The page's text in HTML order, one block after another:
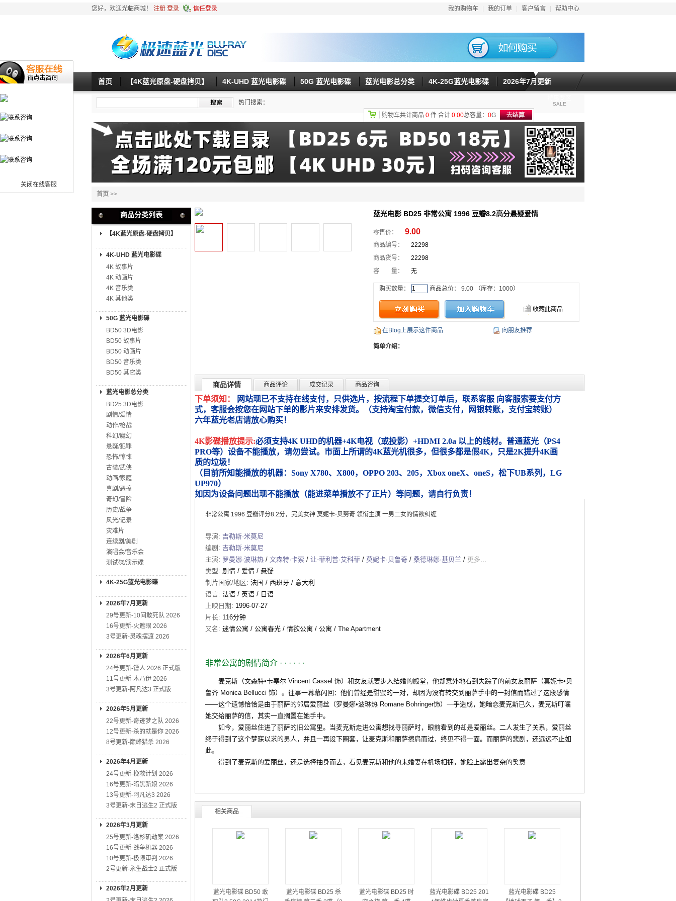
关闭在线客服
您好，欢迎光临商城！ 注册 登录 信任登录 我的购物车 我的订单 客户留言 帮助中心
首页 【4K蓝光原盘-硬盘拷贝】 4K-UHD 蓝光电影碟 50G 蓝光电影碟 蓝光电影总分类 4K-25G蓝光电影碟 2026年7月更新
SALE
热门搜索：
购物车共计商品 0 件 合计 0.00总容量： 0G
首页 >>
商品分类列表
【4K蓝光原盘-硬盘拷贝】
4K-UHD 蓝光电影碟
4K 故事片
4K 动画片
4K 音乐类
4K 其他类
50G 蓝光电影碟
BD50 3D电影
BD50 故事片
BD50 动画片
BD50 音乐类
BD50 其它类
蓝光电影总分类
BD25 3D电影
剧情/爱情
动作/枪战
科幻/魔幻
悬疑/犯罪
恐怖/惊悚
古装/武侠
动画/家庭
喜剧/恶搞
奇幻/冒险
历史/战争
风光/记录
灾难片
连续剧/美剧
演唱会/音乐会
测试碟/演示碟
4K-25G蓝光电影碟
2026年7月更新
29号更新-10间敢死队 2026
16号更新-火遮眼 2026
3号更新-灵魂摆渡 2026
2026年6月更新
24号更新-镖人 2026 正式版
11号更新-木乃伊 2026
3号更新-阿凡达3 正式版
2026年5月更新
22号更新-奇迹梦之队 2026
12号更新-杀的就是你 2026
8号更新-巅峰猎杀 2026
2026年4月更新
24号更新-挽救计划 2026
16号更新-暗黑新娘 2026
13号更新-阿凡达3 2026
3号更新-末日逃生2 正式版
2026年3月更新
25号更新-洛杉矶劫案 2026
16号更新-战争机器 2026
10号更新-极限审判 2026
2号更新-永生战士2 正式版
2026年2月更新
蓝光电影 BD25 非常公寓 1996 豆瓣8.2高分悬疑爱情
零售价： 9.00
商品编号：
22298
商品货号：
22298
容 量：
无
购买数量： 商品总价： 9.00 （库存： 1000）
收藏此商品
在Blog上展示这件商品 向朋友推荐
简单介绍：
商品详情 商品评论 成交记录 商品咨询
下单须知：
网站现已不支持在线支付，只供选片，按流程下单提交订单后，联系客服 向客服索要支付方
式，客服会按您在网站下单的影片来安排发货。（支持淘宝付款，微信支付，网银转账，支付宝转账）
六年蓝光老店请放心购买！
4K影碟播放提示:必须支持4K UHD的机器+4K电视（或投影）+HDMI 2.0a 以上的线材。普通蓝光（PS4
PRO等）设备不能播放，请勿尝试。市面上所谓的4K蓝光机很多，但很多都是假4K，只是2K提升4K画
质的垃圾！
（目前所知能播放的机器：Sony X780、X800，OPPO 203、205，Xbox oneX、oneS，松下UB系列，LG
UP970）
如因为设备问题出现不能播放（能进菜单播放不了正片）等问题，请自行负责！
非常公寓 1996 豆瓣评分8.2分，完美女神 莫妮卡·贝努奇 领衔主演 一男二女的情欲纠缠
导演: 吉勒斯·米莫尼
编剧 : 吉勒斯·米莫尼
主演: 罗曼娜·波琳热 / 文森特·卡索 / 让-菲利普·艾科菲 / 莫妮卡·贝鲁奇 / 桑德琳娜·基贝兰 / 更多...
类型: 剧情 / 爱情 / 悬疑
制片国家/地区: 法国 / 西班牙 / 意大利
语言: 法语 / 英语 / 日语
上映日期: 1996-07-27
片长: 116分钟
又名: 迷情公寓 / 公寓春光 / 情欲公寓 / 公寓 / The Apartment
非常公寓的剧情简介 · · · · · ·
麦克斯（文森特•卡塞尔 Vincent Cassel 饰）和女友就要步入结婚的殿堂，他却意外地看到失踪了的前女友丽萨（莫妮卡•贝
鲁齐 Monica Bellucci 饰）。往事一幕幕闪回：他们曾经是甜蜜的一对，却因为没有转交到丽萨手中的一封信而错过了这段感情
——这个遗憾恰恰是由于丽萨的邻居爱丽丝（罗曼娜•波琳热 Romane Bohringer饰）一手造成，她暗恋麦克斯已久，麦克斯叮嘱
她交给丽萨的信，其实一直搁置在她手中。
如今，爱丽丝住进了丽萨的旧公寓里。当麦克斯走进公寓想找寻丽萨时，眼前看到的却是爱丽丝。二人发生了关系，爱丽丝
终于得到了这个梦寐以求的男人，并且一再设下圈套，让麦克斯和丽萨擦肩而过，终见不得一面。而丽萨的悲剧，还远远不止如
此。
得到了麦克斯的爱丽丝，还是选择抽身而去，看见麦克斯和他的未婚妻在机场相拥，她脸上露出复杂的笑意
相关商品
蓝光电影碟 BD50 敢
蓝光电影碟 BD25 杀
蓝光电影碟 BD25 时
蓝光电影碟 BD25 201
蓝光电影碟 BD25